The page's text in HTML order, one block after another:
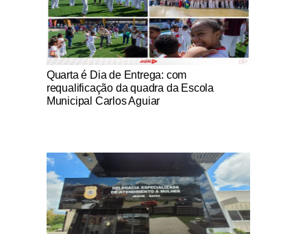
Notícias Católicas
Quarta é Dia de Entrega: com
requalificação da quadra da Escola
Municipal Carlos Aguiar